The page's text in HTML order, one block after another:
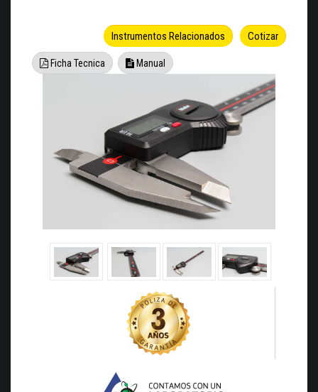
Cotizar
Instrumentos Relacionados
Ficha Tecnica Manual